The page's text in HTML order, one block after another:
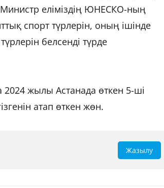
еліміздің ЮНЕСКО-ның
спорт түрлерін, оның ішінде
белсенді түрде
2024 жылы Астанада өткен 5-ші
атап өткен жөн.
Жазылу